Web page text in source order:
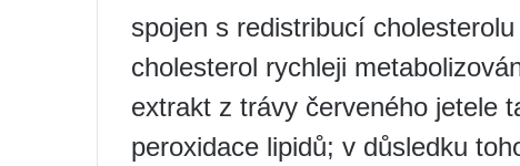
spojen s redistribucí
cholesterol rychleji
extrakt z trávy červeného jetele
peroxidace lipidů; v důsledku